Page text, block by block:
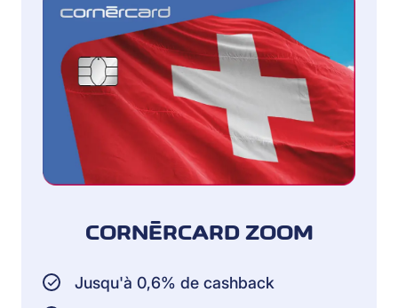
CORNÈRCARD ZOOM
Jusqu'à 0,6% de cashback